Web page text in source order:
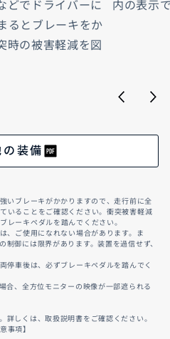
どでドライバーに
るとブレーキをか
時の被害軽減を図
内の表示
装備
いブレーキがかかりますので、走行前に全
いることをご確認ください。衝突被害軽減
レーキペダルを踏んでください。
、ご使用になれない場合があります。ま
制御には限界があります。装置を過信せず、
車後は、必ずブレーキペダルを踏んでく
、全方位モニターの映像が一部遮られる
詳しくは、取扱説明書をご確認ください。
事項】